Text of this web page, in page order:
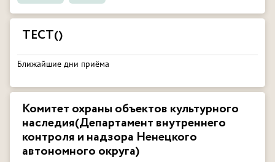
ТЕСТ()
Ближайшие дни приёма
Комитет охраны объектов культурного
наследия(Департамент внутреннего
контроля и надзора Ненецкого
автономного округа)